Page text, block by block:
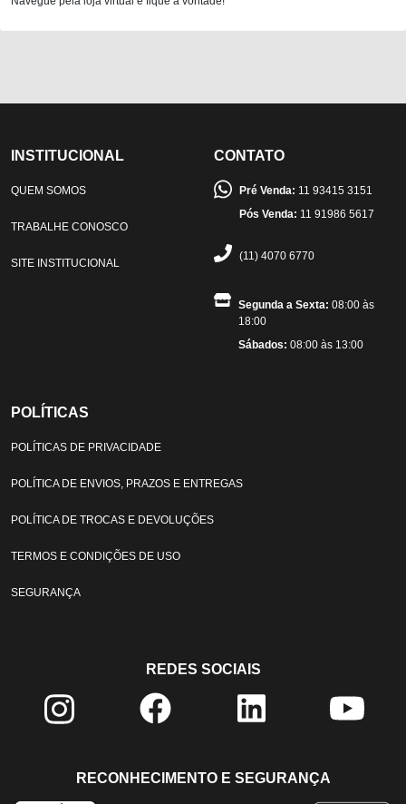
INSTITUCIONAL
QUEM SOMOS
TRABALHE CONOSCO
SITE INSTITUCIONAL
CONTATO
Pré Venda: 11 93415 3151
Pós Venda: 11 91986 5617
(11) 4070 6770
Segunda a Sexta: 08:00 às
18:00
Sábados: 08:00 às 13:00
POLÍTICAS
POLÍTICAS DE PRIVACIDADE
POLÍTICA DE ENVIOS, PRAZOS E ENTREGAS
POLÍTICA DE TROCAS E DEVOLUÇÕES
TERMOS E CONDIÇÕES DE USO
SEGURANÇA
REDES SOCIAIS
RECONHECIMENTO E SEGURANÇA